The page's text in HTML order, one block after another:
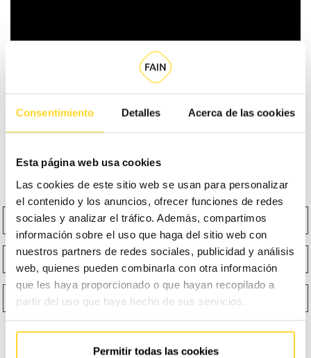
Consentimiento Detalles Acerca de las cookies
Esta página web usa cookies
Las cookies de este sitio web se usan para personalizar
el contenido y los anuncios, ofrecer funciones de redes
sociales y analizar el tráfico. Además, compartimos
información sobre el uso que haga del sitio web con
nuestros partners de redes sociales, publicidad y análisis
web, quienes pueden combinarla con otra información
que les haya proporcionado o que hayan recopilado a
partir del uso que haya hecho de sus servicios.
Permitir todas las cookies
Si tienes cualquier duda a la hora de identificar a nuestro
personal o quieres evitar estafas del tipo que sea y piensas
Nombre Apellidos
Email Teléfono
¿Qué función te describe mejor? Selecciona un producto